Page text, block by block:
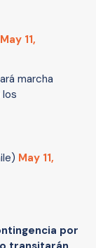
May 11,
marcha
May 11,
por